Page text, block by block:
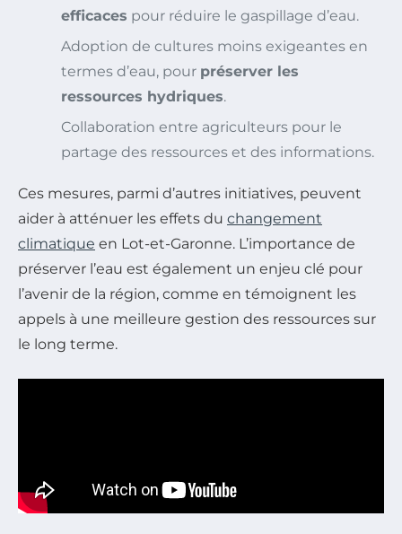
efficaces pour réduire le gaspillage d’eau.
Adoption de cultures moins exigeantes en
termes d’eau, pour préserver les
ressources hydriques.
Collaboration entre agriculteurs pour le
partage des ressources et des informations.
Ces mesures, parmi d’autres initiatives, peuvent
aider à atténuer les effets du changement
climatique en Lot-et-Garonne. L’importance de
préserver l’eau est également un enjeu clé pour
l’avenir de la région, comme en témoignent les
appels à une meilleure gestion des ressources sur
le long terme.